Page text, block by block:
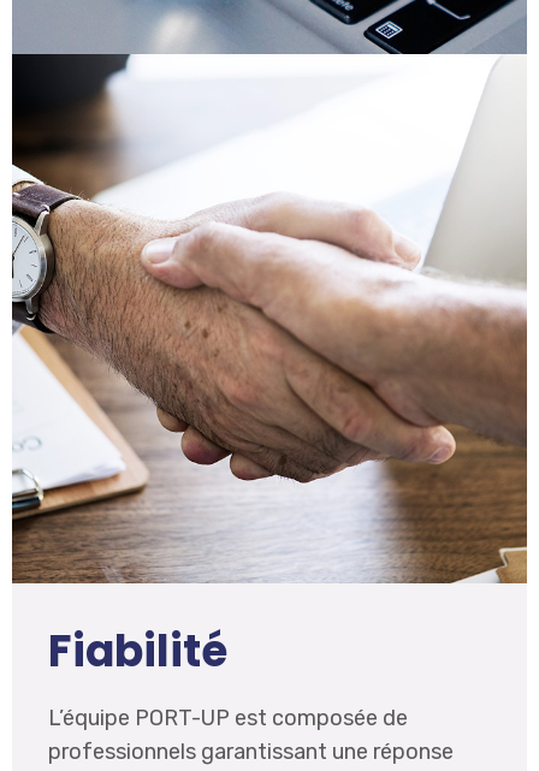
Fiabilité
L’équipe PORT-UP est composée de
professionnels garantissant une réponse